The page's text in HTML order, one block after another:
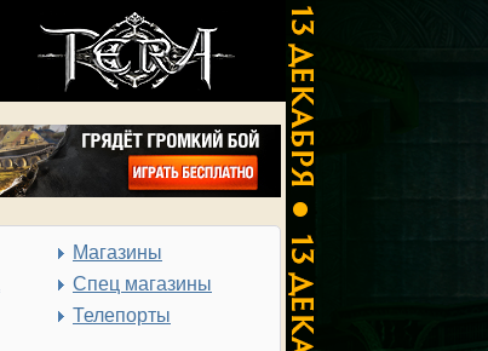
Магазины
Спец магазины
Телепорты